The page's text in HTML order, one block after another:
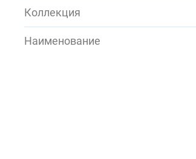
Коллекция
Наименование